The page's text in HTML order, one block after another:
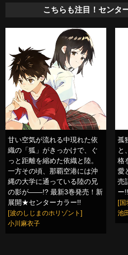
こちらも注目！センタ
甘い空気が流れる中現れた依
織の「狐」がきっかけで、ぐ
っと距離を縮めた依織と陸。
一方その頃、那覇空港には沖
縄の大学に通っている陸の兄
の影が――!? 最新3巻発売！新
展開★センターカラー!!
[波のしじまのホリゾント]
小川麻衣子
孤
と
格
愛
売
ー!!
[国
池